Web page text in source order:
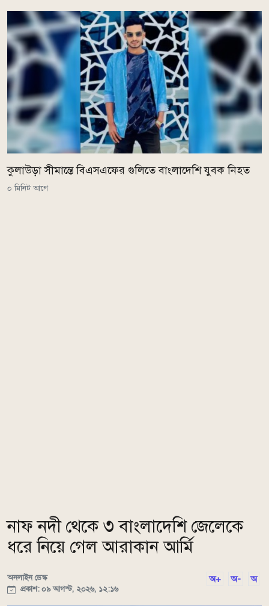
কুলাউড়া সীমান্তে বিএসএফের গুলিতে বাংলাদেশি যুবক নিহত
০ মিনিট আগে
নাফ নদী থেকে ৩ বাংলাদেশি জেলেকে
ধরে নিয়ে গেল আরাকান আর্মি
অনলাইন ডেস্ক
প্রকাশ: ০৯ আগস্ট, ২০২৬, ১২:১৬
অ+ অ- অ